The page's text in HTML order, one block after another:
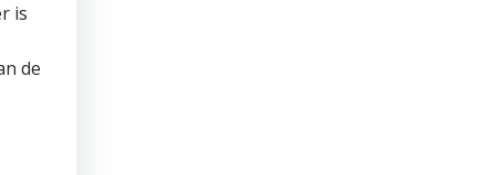
is
de